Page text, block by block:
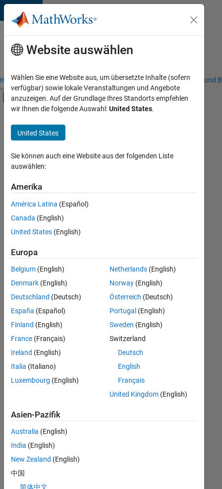
Weiter zum Inhalt
Karriere
bei
MathWorks
– Übersicht Stellensuche Niederlassungen Studierende und
Umschaltung für Off-Canvas-
Hauptinhalt
Information Technology
Commercial Sales
Education Sales
Finance and Operations
Legal
+4
Derzeit
es
keine
offenen
Stellen,
Ihren
Suchkriterien
entsprechen.
können
die
Suchkriterien
weiter
fassen
oder
alle
Stellenangebote
anzeigen .
noch
keine
offenen
Stellen
können,
die
Website auswählen
Wählen Sie eine Website aus, um übersetzte Inhalte (sofern
verfügbar) sowie lokale Veranstaltungen und Angebote
anzuzeigen. Auf der Grundlage Ihres Standorts empfehlen
wir Ihnen die folgende Auswahl:United States.
United States
Sie können auch eine Website aus der folgenden Liste
auswählen:
Amerika
América Latina (Español)
Canada (English)
United States (English)
Europa
Belgium (English)
Denmark (English)
Deutschland (Deutsch)
España (Español)
Finland (English)
France (Français)
Ireland (English)
Italia (Italiano)
Luxembourg (English)
Netherlands(English)
Norway(English)
Österreich (Deutsch)
Portugal (English)
Sweden (English)
Switzerland
Deutsch
English
Français
United Kingdom(English)
Asien-Pazifik
Australia (English)
India (English)
New Zealand (English)
中国
简体中文